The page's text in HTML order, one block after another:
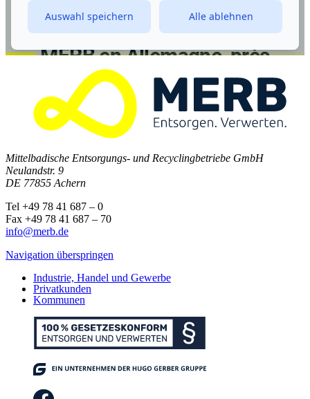
Mittelbadische Entsorgungs- und Recyclingbetriebe GmbH
Neulandstr. 9
DE 77855 Achern
Tel +49 78 41 687 – 0
Fax +49 78 41 687 – 70
info@merb.de
Navigation überspringen
Industrie, Handel und Gewerbe
Privatkunden
Kommunen